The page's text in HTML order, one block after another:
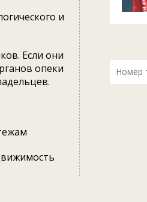
и
Если они
опеки